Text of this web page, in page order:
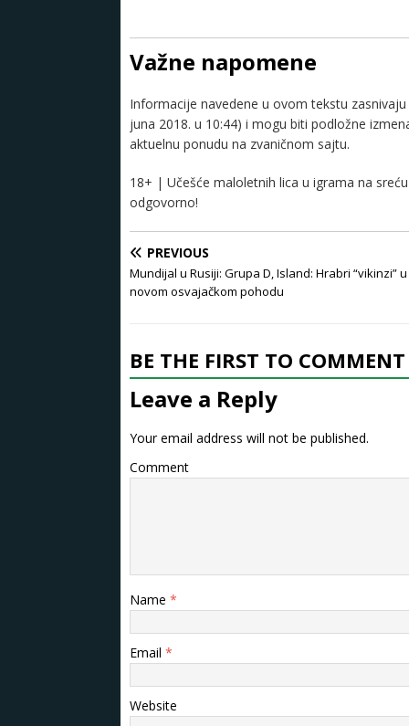
Važne napomene
Informacije navedene u ovom tekstu
juna 2018. u 10:44) i mogu biti podložne
aktuelnu ponudu na zvaničnom sajtu.
18+ | Učešće maloletnih lica u igrama na
odgovorno!
PREVIOUS
Mundijal u Rusiji: Grupa D, Island: Hrabri “vikinzi” u
novom osvajačkom pohodu
BE THE FIRST TO COMMENT
Leave a Reply
Your email address will not be published.
Comment
Name *
Email *
Website